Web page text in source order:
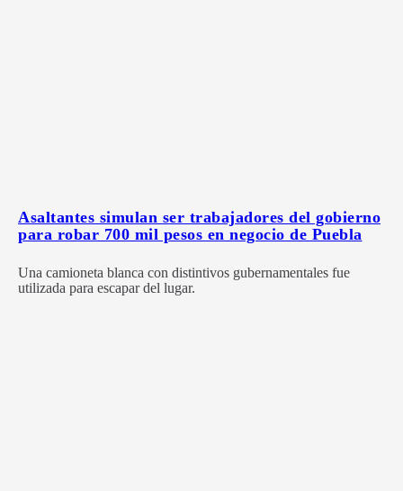
Asaltantes simulan ser trabajadores del gobierno
para robar 700 mil pesos en negocio de Puebla
Una camioneta blanca con distintivos gubernamentales fue
utilizada para escapar del lugar.